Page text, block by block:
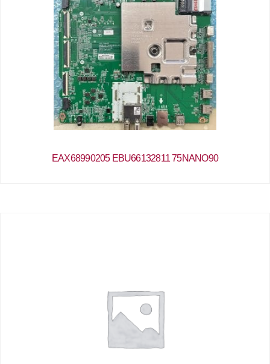
EAX68990205 EBU66132811 75NANO90